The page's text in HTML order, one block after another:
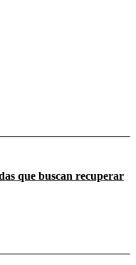
que buscan recuperar